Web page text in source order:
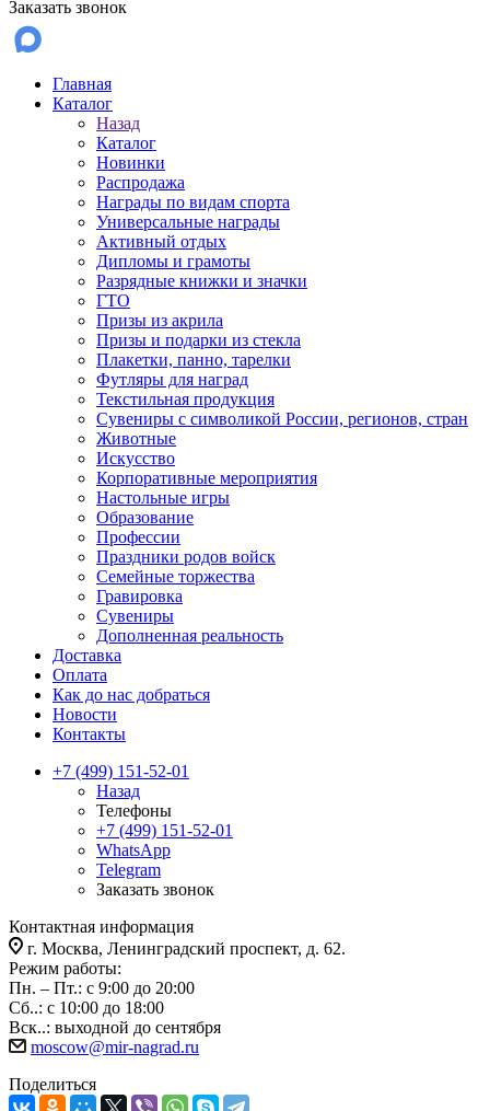
Заказать звонок
Главная
Каталог
Назад
Каталог
Новинки
Распродажа
Награды по видам спорта
Универсальные награды
Активный отдых
Дипломы и грамоты
Разрядные книжки и значки
ГТО
Призы из акрила
Призы и подарки из стекла
Плакетки, панно, тарелки
Футляры для наград
Текстильная продукция
Сувениры с символикой России, регионов, стран
Животные
Искусство
Корпоративные мероприятия
Настольные игры
Образование
Профессии
Праздники родов войск
Семейные торжества
Гравировка
Сувениры
Дополненная реальность
Доставка
Оплата
Как до нас добраться
Новости
Контакты
+7 (499) 151-52-01
Назад
Телефоны
+7 (499) 151-52-01
WhatsApp
Telegram
Заказать звонок
Контактная информация
г. Москва, Ленинградский проспект, д. 62.
Режим работы:
Пн. – Пт.: с 9:00 до 20:00
Сб..: с 10:00 до 18:00
Вск..: выходной до сентября
moscow@mir-nagrad.ru
Поделиться